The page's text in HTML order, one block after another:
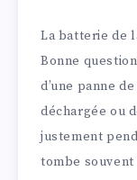
La batterie de
Bonne
d’une panne
déchargée ou
justement
tombe souvent